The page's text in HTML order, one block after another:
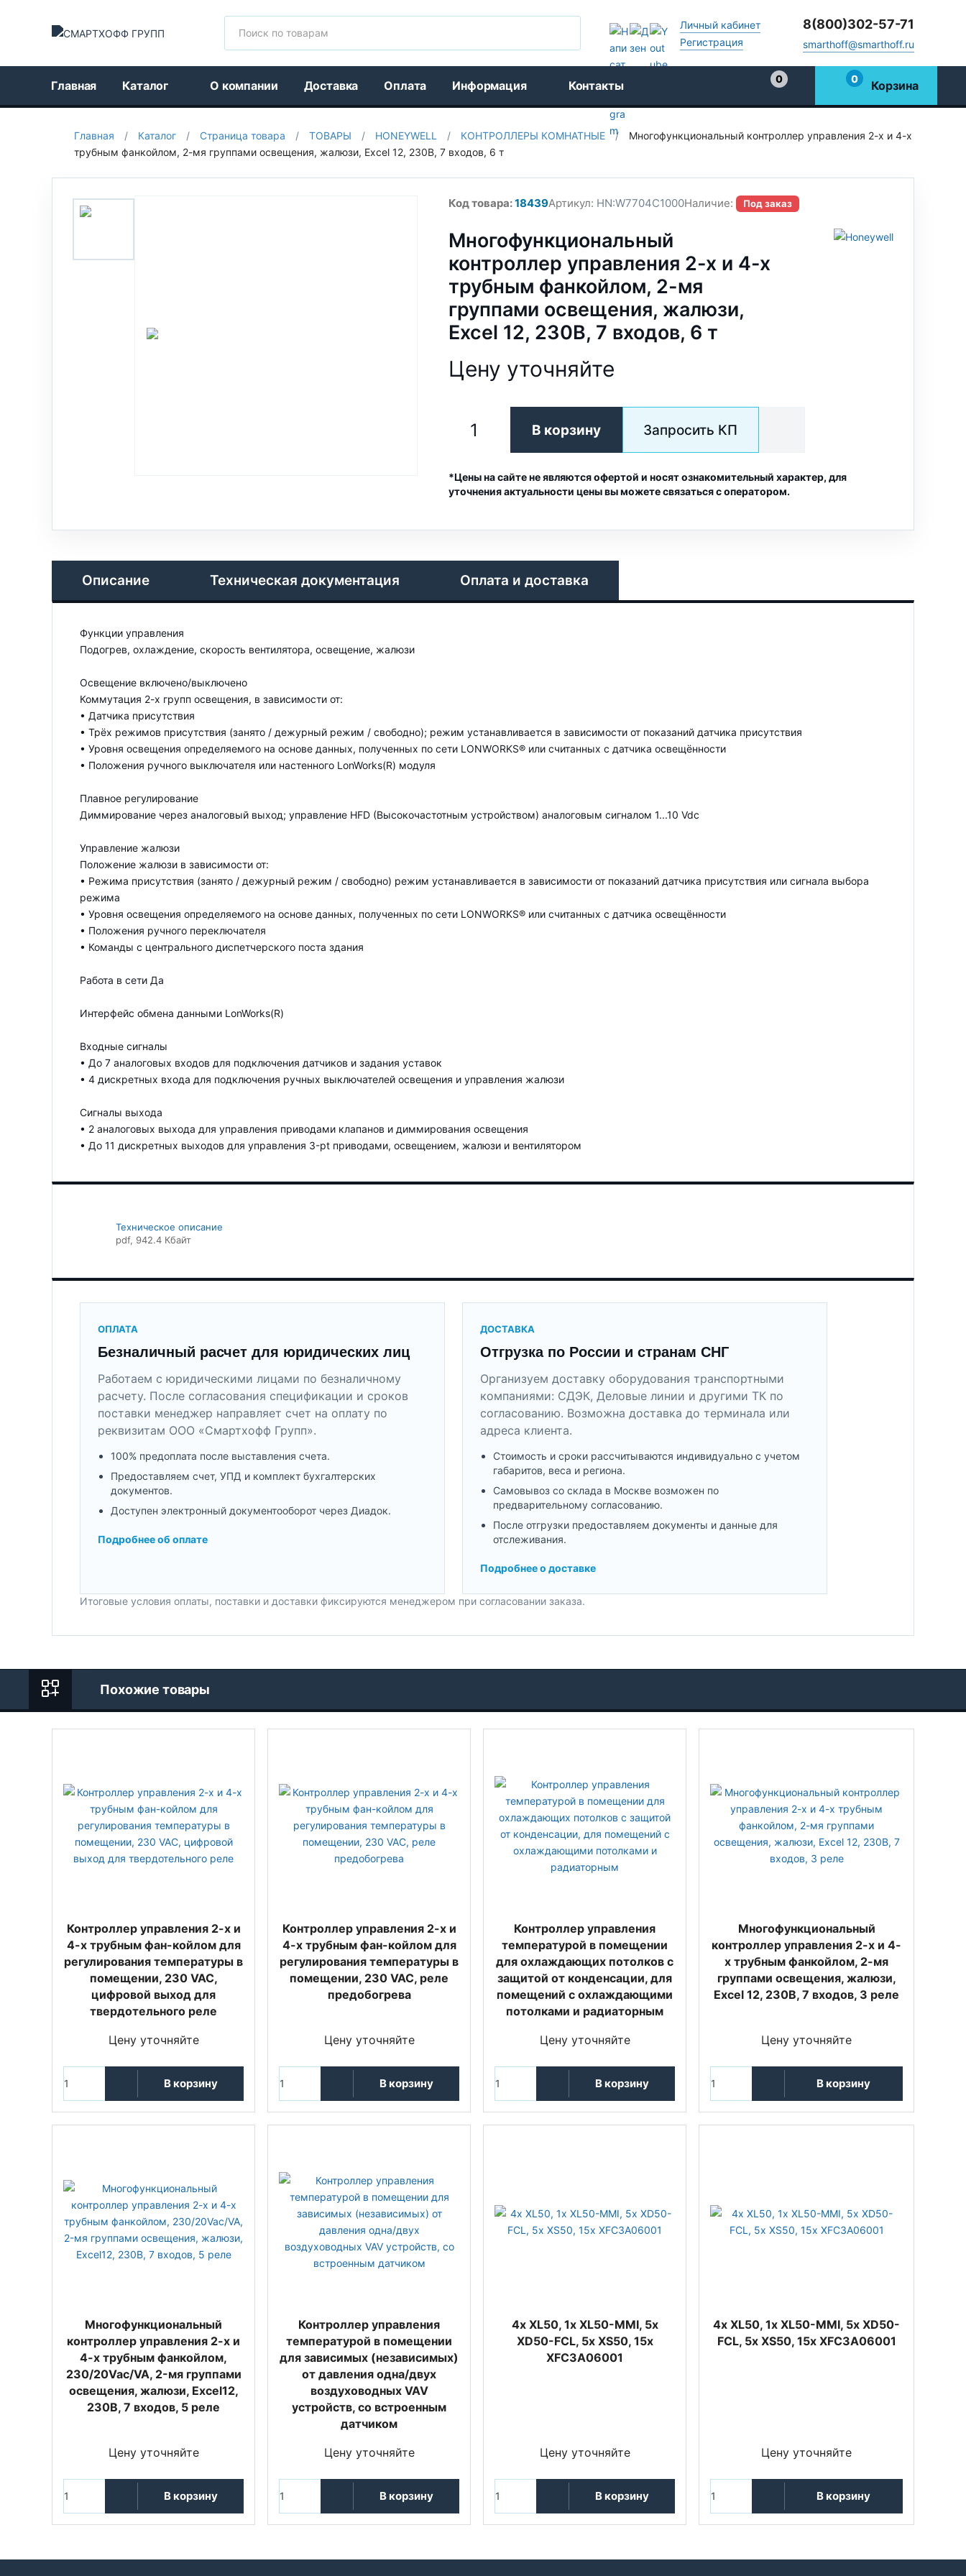
Личный кабинет
Регистрация
8(800)302-57-71
smarthoff@smarthoff.ru
Главная Каталог О компании Доставка Оплата Информация Контакты
0
0 Корзина
Главная / Каталог / Страница товара / ТОВАРЫ / HONEYWELL / КОНТРОЛЛЕРЫ КОМНАТНЫЕ /
Многофункциональный контроллер управления 2-х и 4-х
трубным фанкойлом, 2-мя группами освещения, жалюзи, Excel 12, 230В, 7 входов, 6 т
Код товара:18439Артикул: HN:W7704C1000Наличие: Под заказ
Многофункциональный
контроллер управления 2-х и 4-х
трубным фанкойлом, 2-мя
группами освещения, жалюзи,
Excel 12, 230В, 7 входов, 6 т
Цену уточняйте
В корзину Запросить КП
*Цены на сайте не являются офертой и носят ознакомительный характер, для
уточнения актуальности цены вы можете связаться с оператором.
Описание Техническая документация Оплата и доставка
Функции управления
Подогрев, охлаждение, скорость вентилятора, освещение, жалюзи
Освещение включено/выключено
Коммутация 2-х групп освещения, в зависимости от:
• Датчика присутствия
• Трёх режимов присутствия (занято / дежурный режим / свободно); режим устанавливается в зависимости от показаний датчика присутствия
• Уровня освещения определяемого на основе данных, полученных по сети LONWORKS® или считанных с датчика освещённости
• Положения ручного выключателя или настенного LonWorks(R) модуля
Плавное регулирование
Диммирование через аналоговый выход; управление HFD (Высокочастотным устройством) аналоговым сигналом 1...10 Vdc
Управление жалюзи
Положение жалюзи в зависимости от:
• Режима присутствия (занято / дежурный режим / свободно) режим устанавливается в зависимости от показаний датчика присутствия или сигнала выбора
режима
• Уровня освещения определяемого на основе данных, полученных по сети LONWORKS® или считанных с датчика освещённости
• Положения ручного переключателя
• Команды с центрального диспетчерского поста здания
Работа в сети Да
Интерфейс обмена данными LonWorks(R)
Входные сигналы
• До 7 аналоговых входов для подключения датчиков и задания уставок
• 4 дискретных входа для подключения ручных выключателей освещения и управления жалюзи
Сигналы выхода
• 2 аналоговых выхода для управления приводами клапанов и диммирования освещения
• До 11 дискретных выходов для управления 3-pt приводами, освещением, жалюзи и вентилятором
Техническое описание
pdf, 942.4 Кбайт
ОПЛАТА
Безналичный расчет для юридических лиц
Работаем с юридическими лицами по безналичному
расчету. После согласования спецификации и сроков
поставки менеджер направляет счет на оплату по
реквизитам ООО «Смартхофф Групп».
100% предоплата после выставления счета.
Предоставляем счет, УПД и комплект бухгалтерских
документов.
Доступен электронный документооборот через Диадок.
Подробнее об оплате
ДОСТАВКА
Отгрузка по России и странам СНГ
Организуем доставку оборудования транспортными
компаниями: СДЭК, Деловые линии и другими ТК по
согласованию. Возможна доставка до терминала или
адреса клиента.
Стоимость и сроки рассчитываются индивидуально с учетом
габаритов, веса и региона.
Самовывоз со склада в Москве возможен по
предварительному согласованию.
После отгрузки предоставляем документы и данные для
отслеживания.
Подробнее о доставке
Итоговые условия оплаты, поставки и доставки фиксируются менеджером при согласовании заказа.
Похожие товары
Контроллер управления 2-х и
4-х трубным фан-койлом для
регулирования температуры в
помещении, 230 VAC,
цифровой выход для
твердотельного реле
Цену уточняйте
В корзину
Контроллер управления 2-х и
4-х трубным фан-койлом для
регулирования температуры в
помещении, 230 VAC, реле
предобогрева
Цену уточняйте
В корзину
Контроллер управления
температурой в помещении
для охлаждающих потолков с
защитой от конденсации, для
помещений с охлаждающими
потолками и радиаторным
Цену уточняйте
В корзину
Многофункциональный
контроллер управления 2-х и 4-
х трубным фанкойлом, 2-мя
группами освещения, жалюзи,
Excel 12, 230В, 7 входов, 3 реле
Цену уточняйте
В корзину
Многофункциональный
контроллер управления 2-х и
4-х трубным фанкойлом,
230/20Vac/VA, 2-мя группами
освещения, жалюзи, Excel12,
230В, 7 входов, 5 реле
Цену уточняйте
В корзину
Контроллер управления
температурой в помещении
для зависимых (независимых)
от давления одна/двух
воздуховодных VAV
устройств, со встроенным
датчиком
Цену уточняйте
В корзину
4x XL50, 1x XL50-MMI, 5x
XD50-FCL, 5x XS50, 15x
XFC3A06001
Цену уточняйте
В корзину
4x XL50, 1x XL50-MMI, 5x XD50-
FCL, 5x XS50, 15x XFC3A06001
Цену уточняйте
В корзину